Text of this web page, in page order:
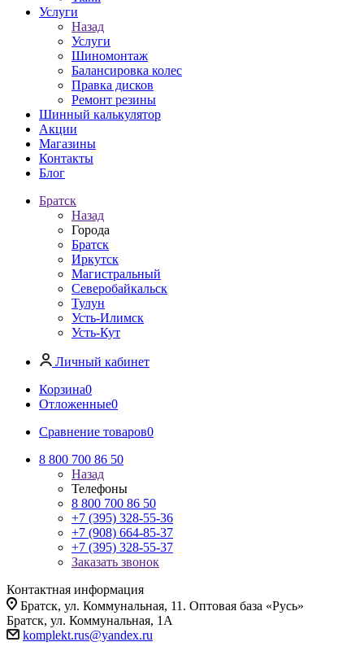
Услуги
Назад
Услуги
Шиномонтаж
Балансировка колес
Правка дисков
Ремонт резины
Шинный калькулятор
Акции
Магазины
Контакты
Блог
Братск
Назад
Города
Братск
Иркутск
Магистральный
Северобайкальск
Тулун
Усть-Илимск
Усть-Кут
Личный кабинет
Корзина0
Отложенные0
Сравнение товаров0
8 800 700 86 50
Назад
Телефоны
8 800 700 86 50
+7 (395) 328-55-36
+7 (908) 664-85-37
+7 (395) 328-55-37
Заказать звонок
Контактная информация
Братск, ул. Коммунальная, 11. Оптовая база «Русь»
Братск, ул. Коммунальная, 1А
komplekt.rus@yandex.ru